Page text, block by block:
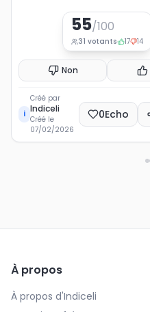
55/100
31 votants 17 14
Non
i
Créé par
Indiceli
Créé le
07/02/2026
0Echo
À propos
À propos d'Indiceli